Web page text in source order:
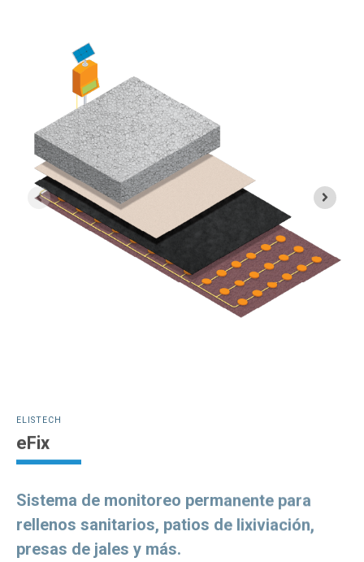
ELISTECH
eFix
rellenos sanitarios, patios de lixiviación,
presas de jales y más.